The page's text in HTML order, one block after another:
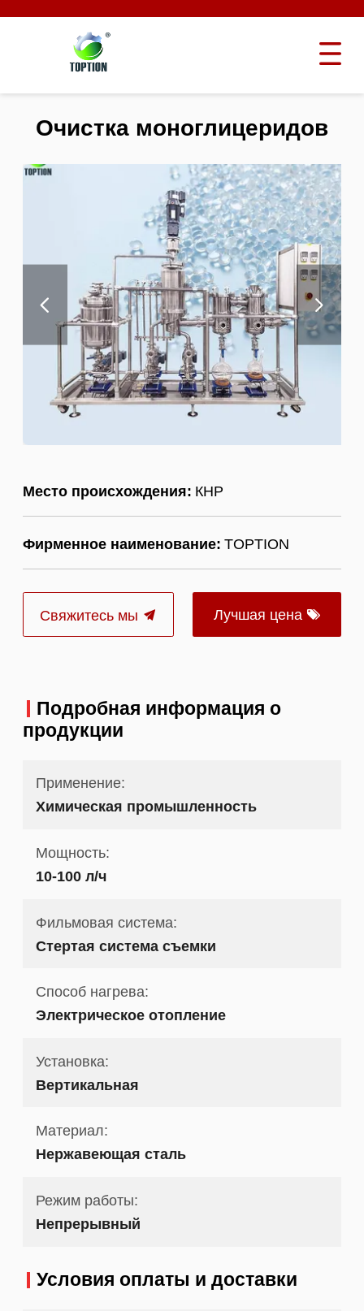
Место происхождения: КНР
Фирменное наименование: TOPTION
Свяжитесь мы Лучшая цена
Очистка моноглицеридов
Подробная информация о
продукции
Применение:
Химическая промышленность
Мощность:
10-100 л/ч
Фильмовая система:
Стертая система съемки
Способ нагрева:
Электрическое отопление
Установка:
Вертикальная
Материал:
Нержавеющая сталь
Режим работы:
Непрерывный
Условия оплаты и доставки